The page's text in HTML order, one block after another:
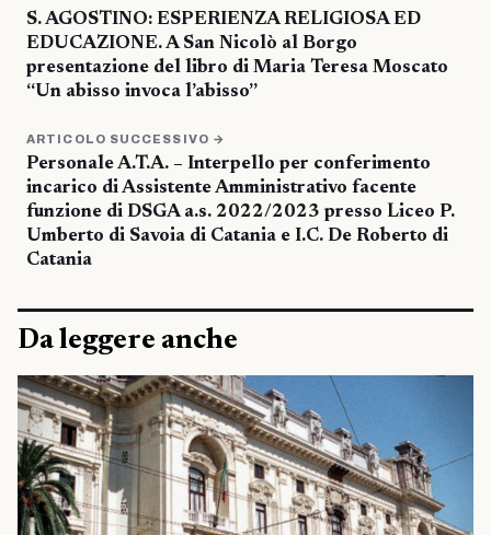
S. AGOSTINO: ESPERIENZA RELIGIOSA ED
EDUCAZIONE. A San Nicolò al Borgo
presentazione del libro di Maria Teresa Moscato
“Un abisso invoca l’abisso”
ARTICOLO SUCCESSIVO →
Personale A.T.A. – Interpello per conferimento
incarico di Assistente Amministrativo facente
funzione di DSGA a.s. 2022/2023 presso Liceo P.
Umberto di Savoia di Catania e I.C. De Roberto di
Catania
Da leggere anche